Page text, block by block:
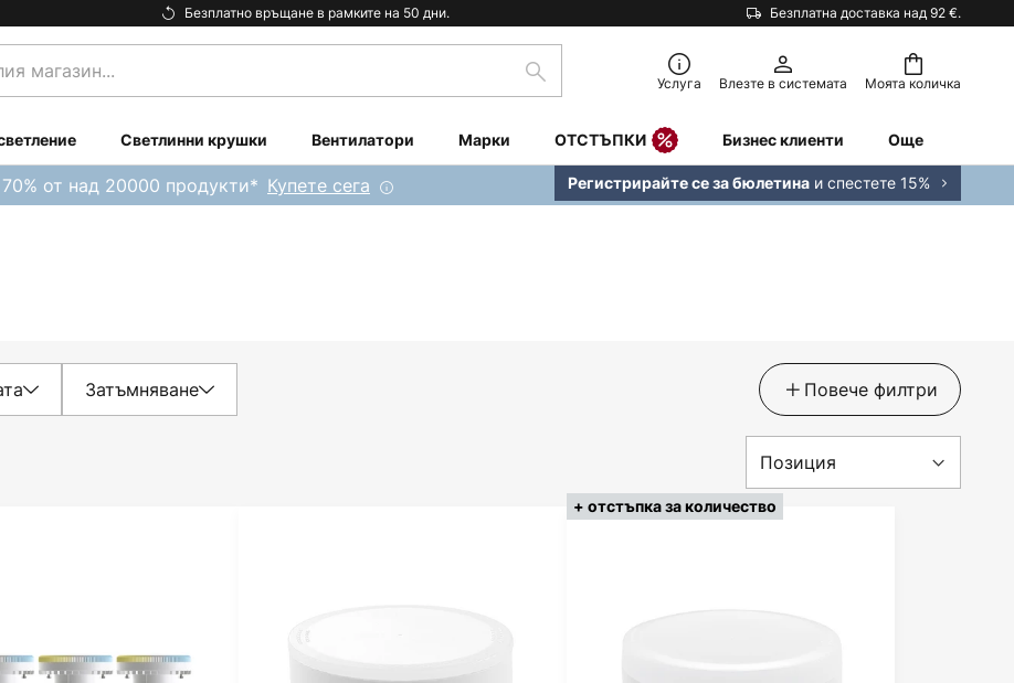
Безплатно връщане в рамките на 50 дни. Безплатна доставка над 92 €.
Моята количка
Търсене Услуга Влезте в системата
Светлинни крушки Вентилатори Марки ОТСТЪПКИ Бизнес клиенти Още
от над 20000 продукти* Купете сега Регистрирайте се за бюлетина и спестете 15%
Затъмняване Повече филтри
+ отстъпка за количество